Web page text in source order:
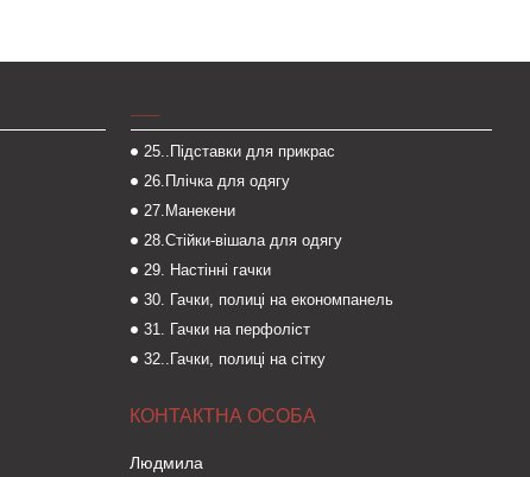
25..Підставки для прикрас
26.Плічка для одягу
27.Манекени
28.Стійки-вішала для одягу
29. Настінні гачки
30. Гачки, полиці на економпанель
31. Гачки на перфоліст
32..Гачки, полиці на сітку
Людмила